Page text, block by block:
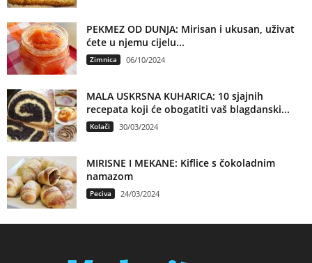
PEKMEZ OD DUNJA: Mirisan i ukusan, uživat
ćete u njemu cijelu...
Zimnica 06/10/2024
MALA USKRSNA KUHARICA: 10 sjajnih
recepata koji će obogatiti vaš blagdanski...
Kolači 30/03/2024
MIRISNE I MEKANE: Kiflice s čokoladnim
namazom
Peciva 24/03/2024